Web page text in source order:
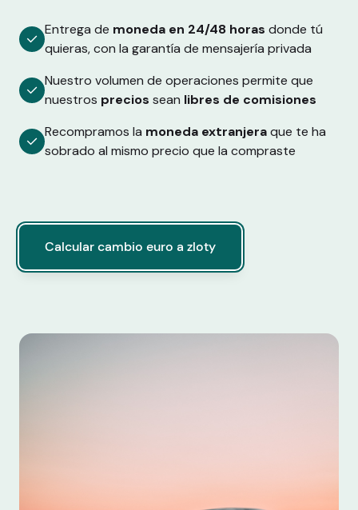
Entrega de moneda en 24/48 horas donde tú
quieras, con la garantía de mensajería privada
Nuestro volumen de operaciones permite que
nuestros precios sean libres de comisiones
Recompramos la moneda extranjeraque te ha
sobrado al mismo precio que la compraste
Calcular cambio euro a zloty
Calcular cambio euro a zloty